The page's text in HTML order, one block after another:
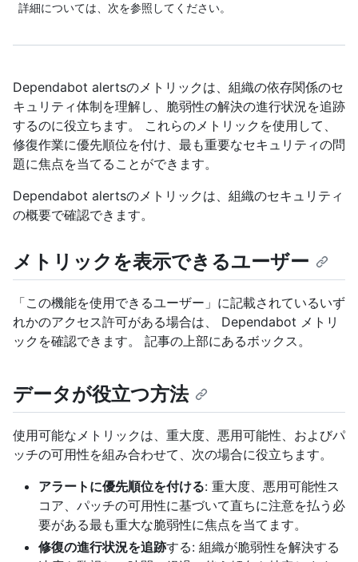
詳細については、次を参照してください。
Dependabot alertsのメトリックは、組織の依存関係のセ
キュリティ体制を理解し、脆弱性の解決の進行状況を追跡
するのに役立ちます。 これらのメトリックを使用して、
修復作業に優先順位を付け、最も重要なセキュリティの問
題に焦点を当てることができます。
Dependabot alertsのメトリックは、組織のセキュリティ
の概要で確認できます。
メトリックを表示できるユーザー
「この機能を使用できるユーザー」に記載されているいず
れかのアクセス許可がある場合は、 Dependabot メトリ
ックを確認できます。 記事の上部にあるボックス。
データが役立つ方法
使用可能なメトリックは、重大度、悪用可能性、およびパ
ッチの可用性を組み合わせて、次の場合に役立ちます。
アラートに優先順位を付ける: 重大度、悪用可能性ス
コア、パッチの可用性に基づいて直ちに注意を払う必
要がある最も重大な脆弱性に焦点を当てます。
修復の進行状況を追跡する: 組織が脆弱性を解決する